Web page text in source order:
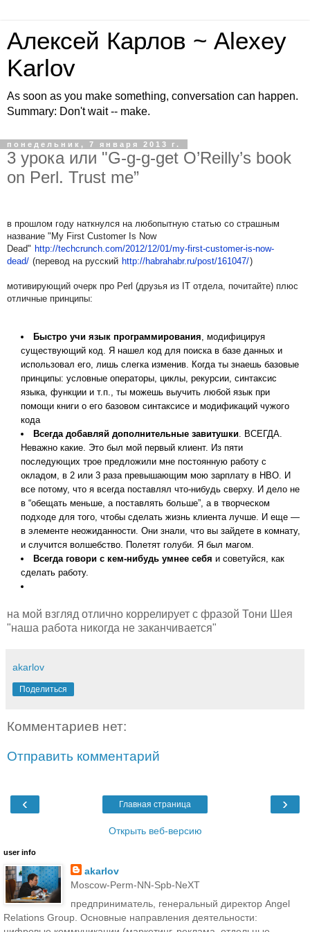
Алексей Карлов ~ Alexey
Karlov
As soon as you make something, conversation can happen.
Summary: Don't wait -- make.
понедельник, 7 января 2013 г.
3 урока или "G-g-g-get O’Reilly’s book
on Perl. Trust me”
в прошлом году наткнулся на любопытную статью со страшным
название "My First Customer Is Now
Dead" http://techcrunch.com/2012/12/01/my-first-customer-is-now-
dead/ (перевод на русский http://habrahabr.ru/post/161047/)
мотивирующий очерк про Perl (друзья из IT отдела, почитайте) плюс
отличные принципы:
Быстро учи язык программирования , модифицируя
существующий код. Я нашел код для поиска в базе данных и
использовал его, лишь слегка изменив. Когда ты знаешь базовые
принципы: условные операторы, циклы, рекурсии, синтаксис
языка, функции и т.п., ты можешь выучить любой язык при
помощи книги о его базовом синтаксисе и модификаций чужого
кода
Всегда добавляй дополнительные завитушки . ВСЕГДА.
Неважно какие. Это был мой первый клиент. Из пяти
последующих трое предложили мне постоянную работу с
окладом, в 2 или 3 раза превышающим мою зарплату в HBO. И
все потому, что я всегда поставлял что-нибудь сверху. И дело не
в “обещать меньше, а поставлять больше”, а в творческом
подходе для того, чтобы сделать жизнь клиента лучше. И еще —
в элементе неожиданности. Они знали, что вы зайдете в комнату,
и случится волшебство. Полетят голуби. Я был магом.
Всегда говори с кем-нибудь умнее себя и советуйся, как
сделать работу.
на мой взгляд отлично коррелирует с фразой Тони Шея
"наша работа никогда не заканчивается"
akarlov
Поделиться
Комментариев нет:
Отправить комментарий
‹ ›
Главная страница
Открыть веб-версию
user info
akarlov
Moscow-Perm-NN-Spb-NeXT
предприниматель, генеральный директор Angel
Relations Group. Основные направления деятельности: